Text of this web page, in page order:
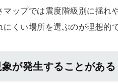
マップでは震度階級別に揺
くい場所を選ぶのが理想的
が発生することがある